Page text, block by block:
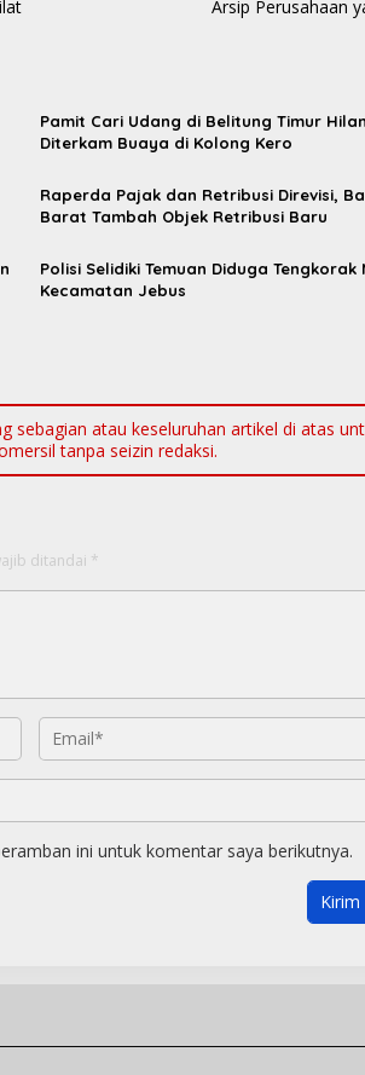
Arsip Perusahaan
Pamit Cari Udang di Belitung Timur
Diterkam Buaya di Kolong Kero
Raperda Pajak dan Retribusi Direvisi,
Barat Tambah Objek Retribusi Baru
Polisi Selidiki Temuan Diduga Tengkorak
Kecamatan Jebus
sebagian atau keseluruhan artikel di atas
tanpa seizin redaksi.
ditandai *
ini untuk komentar saya berikutnya.